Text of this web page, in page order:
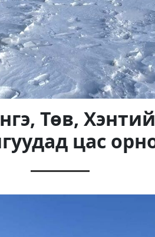
Төв,
цас